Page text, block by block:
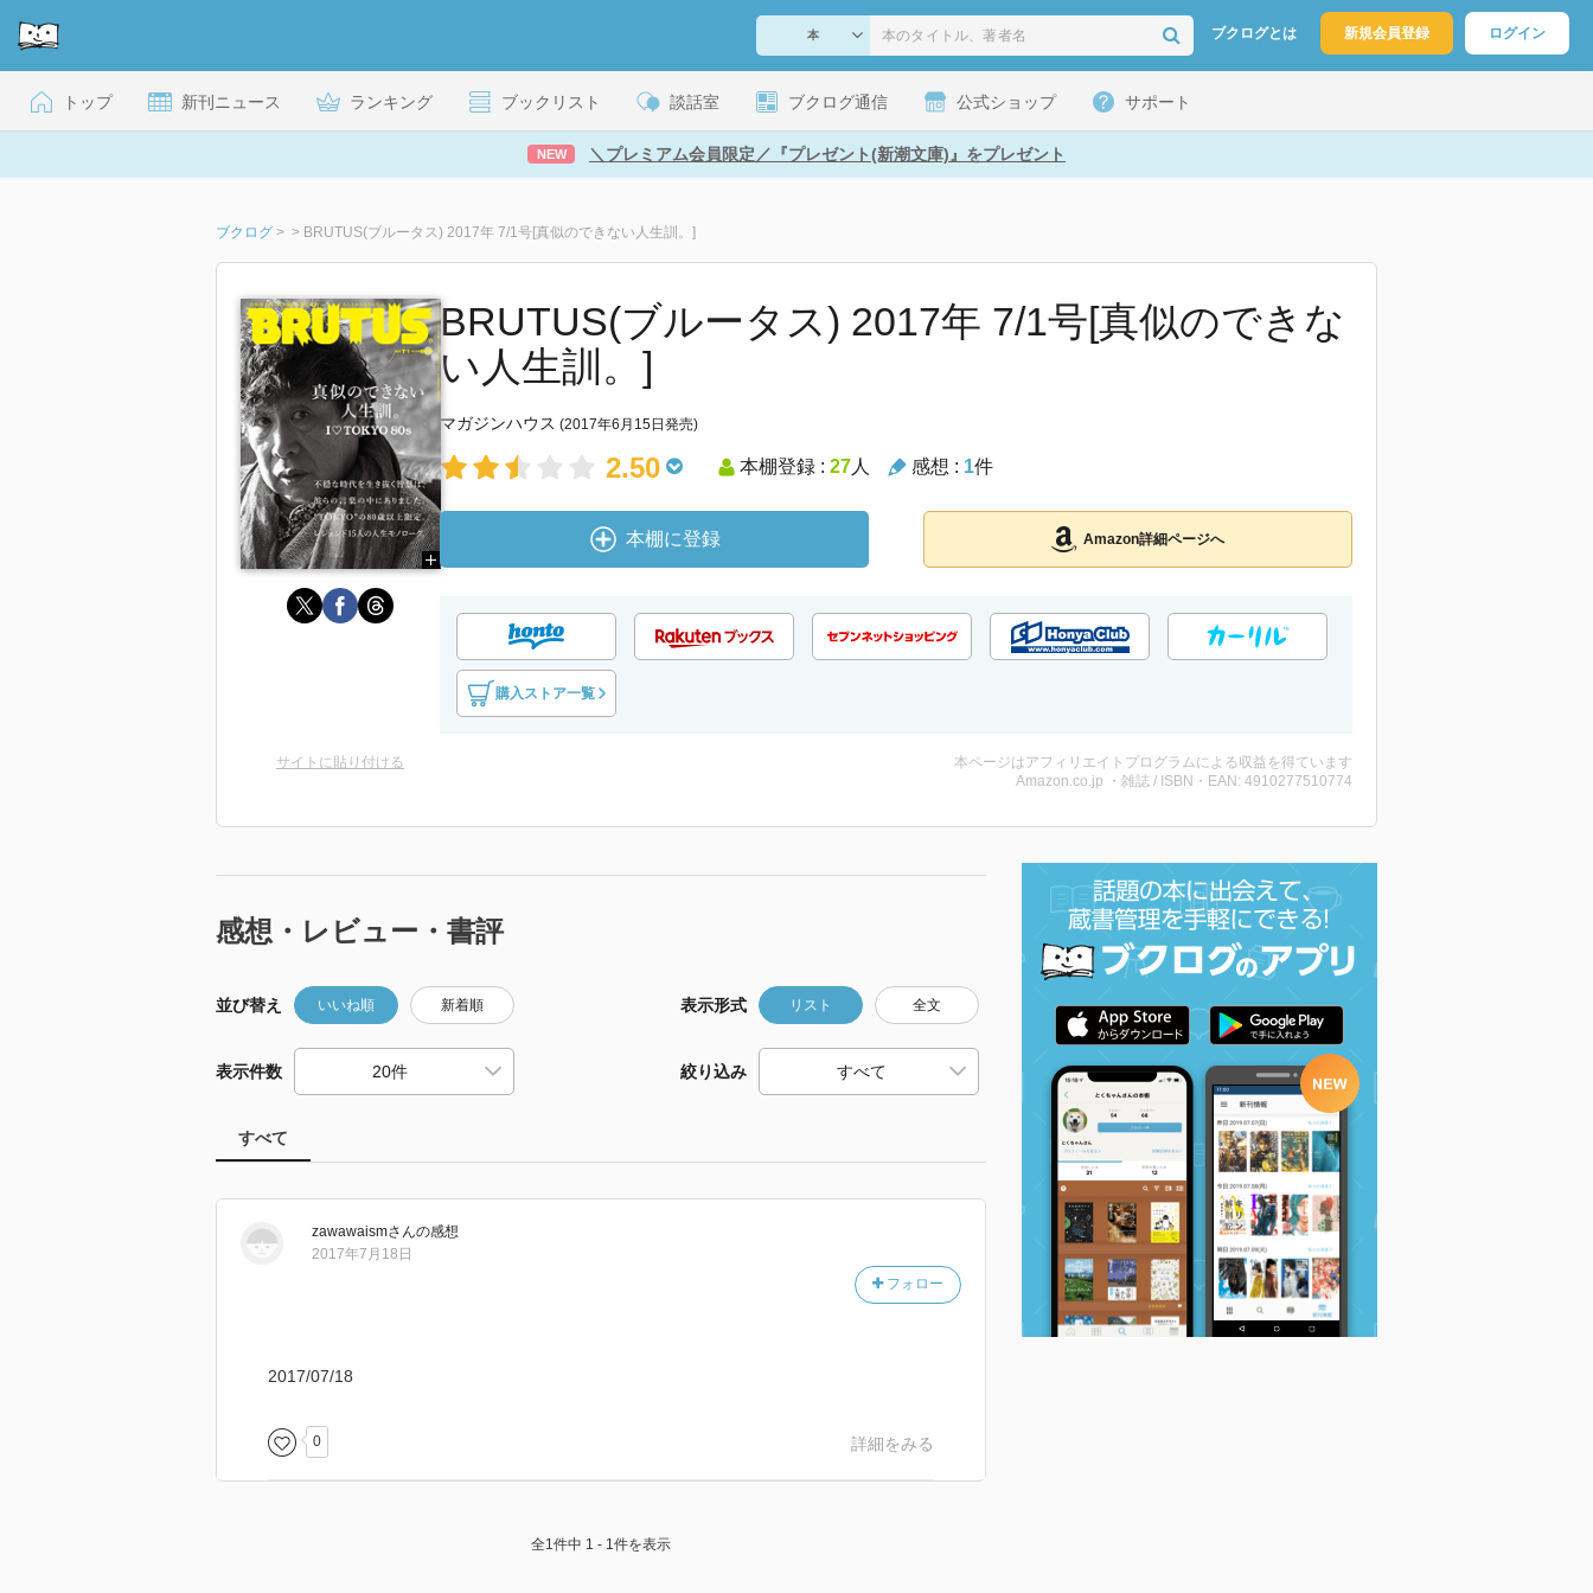
ブクログとは 新規会員登録 ログイン
トップ 新刊ニュース ランキング ブックリスト 談話室 ブクログ通信 公式ショップ サポート
NEW ＼プレミアム会員限定／『プレゼント(新潮文庫)』をプレゼント
ブクログ > > BRUTUS(ブルータス) 2017年 7/1号[真似のできない人生訓。]
BRUTUS(ブルータス) 2017年 7/1号[真似のできな
い人生訓。]
マガジンハウス (2017年6月15日発売)
2.50 本棚登録 : 27人 感想 : 1件
本棚に登録 Amazon詳細ページへ
購入ストア一覧
サイトに貼り付ける
本ページはアフィリエイトプログラムによる収益を得ています
Amazon.co.jp ・雑誌 / ISBN・EAN: 4910277510774
感想・レビュー・書評
並び替え いいね順 新着順 表示形式 リスト 全文
表示件数 絞り込み
すべて
zawawaismさんの感想
フォロー
2017年7月18日
2017/07/18
0 詳細をみる
全1件中 1 - 1件を表示